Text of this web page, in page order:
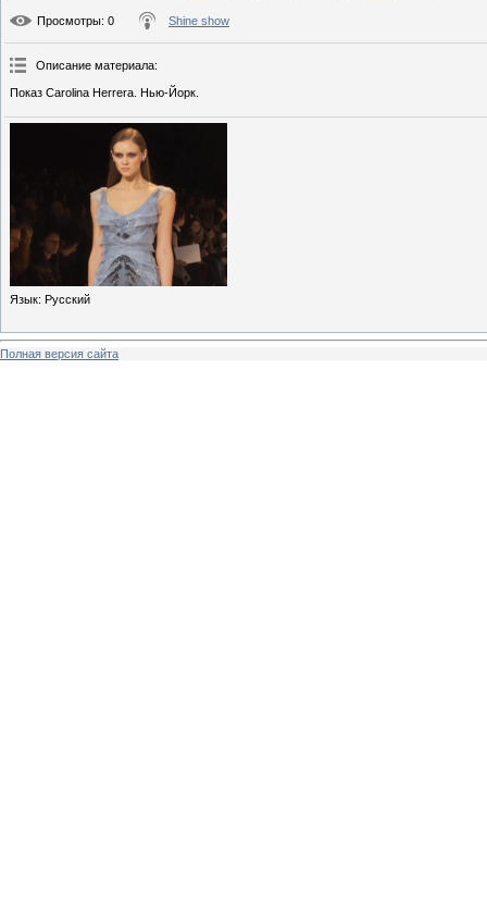
Просмотры: 0 Shine show
Описание материала:
Показ Carolina Herrera. Нью-Йорк.
Язык: Русский
Полная версия сайта